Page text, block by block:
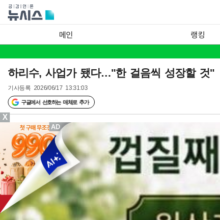
메인 랭킹
하리수, 사업가 됐다…"한 걸음씩 성장할 것"
기사등록 2026/06/17 13:31:03
구글에서 선호하는 매체로 추가
X